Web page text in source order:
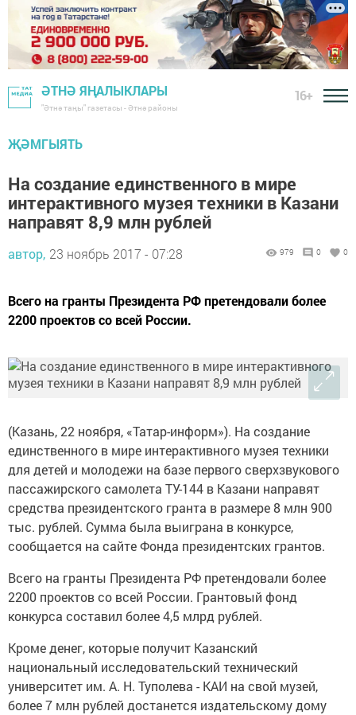
ӘТНӘ ЯҢАЛЫКЛАРЫ
"Әтнә таңы" газетасы - Әтнә районы
16+
ҖӘМГЫЯТЬ
На создание единственного в мире
интерактивного музея техники в Казани
направят 8,9 млн рублей
автор, 23 ноябрь 2017 - 07:28 979 0 0
Всего на гранты Президента РФ претендовали более
2200 проектов со всей России.
(Казань, 22 ноября, «Татар-информ»). На создание
единственного в мире интерактивного музея техники
для детей и молодежи на базе первого сверхзвукового
пассажирского самолета ТУ-144 в Казани направят
средства президентского гранта в размере 8 млн 900
тыс. рублей. Сумма была выиграна в конкурсе,
сообщается на сайте Фонда президентских грантов.
Всего на гранты Президента РФ претендовали более
2200 проектов со всей России. Грантовый фонд
конкурса составил более 4,5 млрд рублей.
Кроме денег, которые получит Казанский
национальный исследовательский технический
университет им. А. Н. Туполева - КАИ на свой музей,
более 7 млн рублей достанется издательскому дому